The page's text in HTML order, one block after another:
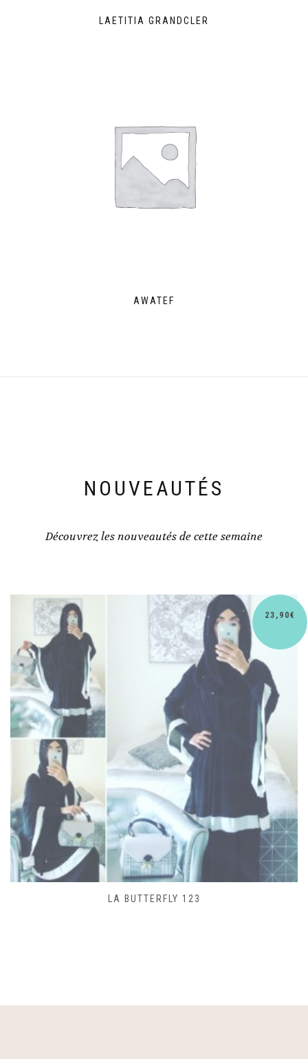
LAETITIA GRANDCLER
AWATEF
NOUVEAUTÉS
Découvrez les nouveautés de cette semaine
SAC LACET 480
30,90